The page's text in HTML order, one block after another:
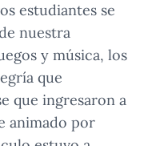
estudiantes se
nuestra
y música, los
que
que ingresaron a
animado por